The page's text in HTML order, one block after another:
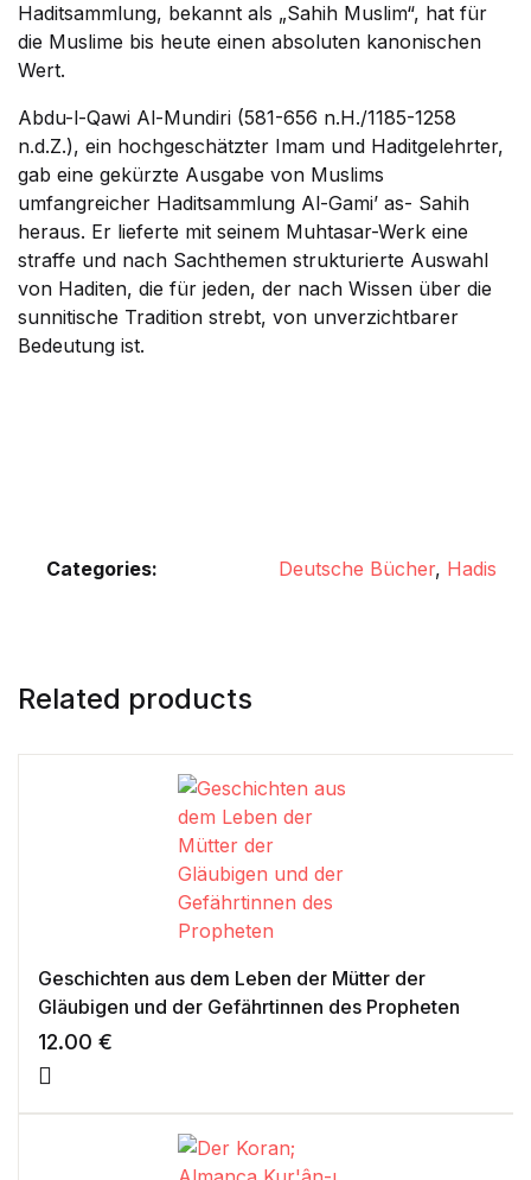
Haditsammlung, bekannt als „Sahih Muslim“, hat für
die Muslime bis heute einen absoluten kanonischen
Wert.
Abdu-l-Qawi Al-Mundiri (581-656 n.H./1185-1258
n.d.Z.), ein hochgeschätzter Imam und Haditgelehrter,
gab eine gekürzte Ausgabe von Muslims
umfangreicher Haditsammlung Al-Gami’ as- Sahih
heraus. Er lieferte mit seinem Muhtasar-Werk eine
straffe und nach Sachthemen strukturierte Auswahl
von Haditen, die für jeden, der nach Wissen über die
sunnitische Tradition strebt, von unverzichtbarer
Bedeutung ist.
Categories: Deutsche Bücher, Hadis
Related products
Geschichten aus dem Leben der Mütter der
Gläubigen und der Gefährtinnen des Propheten
12.00 €